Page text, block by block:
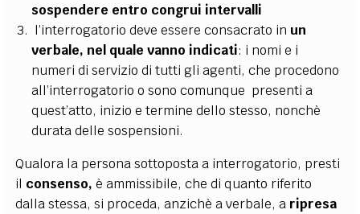
sospendere entro congrui intervalli
l’interrogatorio deve essere consacrato in un
verbale, nel quale vanno indicati: i nomi e i
numeri di servizio di tutti gli agenti, che procedono
all’interrogatorio o sono comunque presenti a
quest’atto, inizio e termine dello stesso, nonchè
durata delle sospensioni.
Qualora la persona sottoposta a interrogatorio, presti
il consenso, è ammissibile, che di quanto riferito
dalla stessa, si proceda, anzichè a verbale, a ripresa